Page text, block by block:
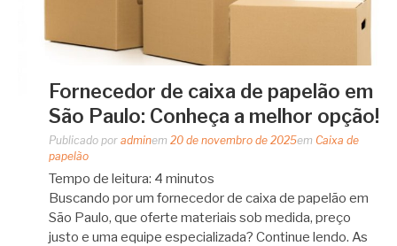
Fornecedor de caixa de papelão em
São Paulo: Conheça a melhor opção!
Publicado por adminem 20 de novembro de 2025em Caixa de
papelão
Tempo de leitura: 4 minutos
Buscando por um fornecedor de caixa de papelão em
São Paulo, que oferte materiais sob medida, preço
justo e uma equipe especializada? Continue lendo. As